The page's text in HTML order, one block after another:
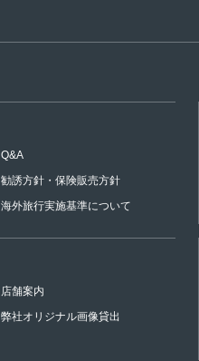
Q&A
勧誘方針・保険販売方針
海外旅行実施基準について
店舗案内
弊社オリジナル画像貸出